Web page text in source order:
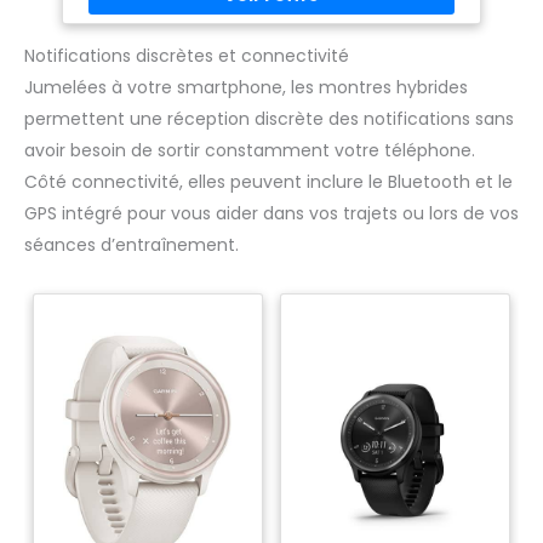
d'une maladie. Dynamisez votre sport grâce aux zones de
variation de température. INFORMATIONS AVANCÉES DE
SANTÉ RESPIRATOIRE - Mesurez votre saturation en oxygène
directement sur votre montre et suivez vos perturbations
respiratoires et votre saturation en oxygène moyenne de
nuit. PARAMÈTRES DE SANTÉ DE NUIT - Retrouvez votre score
de qualité du sommeil dès votre réveil, parcourez vos
mesures de sommeil et obtenez des conseils pour
l'améliorer.
Notifications discrètes et connectivité
Jumelées à votre smartphone, les montres hybrides
permettent une réception discrète des notifications sans
avoir besoin de sortir constamment votre téléphone.
Côté connectivité, elles peuvent inclure le Bluetooth et le
GPS intégré pour vous aider dans vos trajets ou lors de vos
séances d’entraînement.